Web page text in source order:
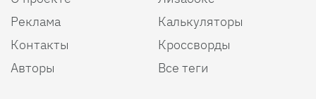
Реклама
Контакты
Авторы
Калькуляторы
Кроссворды
Все теги